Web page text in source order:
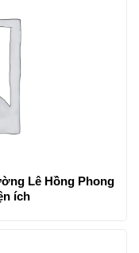
Lê Hồng Phong
ích